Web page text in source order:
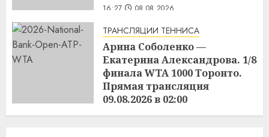
16:27 08.08.2026
ТРАНСЛЯЦИИ ТЕННИСА
Арина Соболенко —
Екатерина Александрова. 1/8
финала WTA 1000 Торонто.
Прямая трансляция
09.08.2026 в 02:00
16:25 08.08.2026